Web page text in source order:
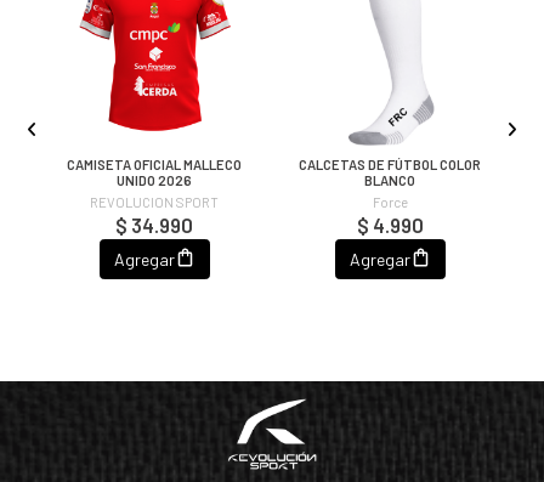
CAMISETA OFICIAL MALLECO
UNIDO 2026
REVOLUCION SPORT
$ 34.990
Agregar
CALCETAS DE FÚTBOL COLOR
BLANCO
Force
$ 4.990
Agregar